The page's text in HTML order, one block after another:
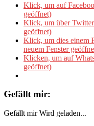
Klick, um auf
geöffnet)
Klick, um über
geöffnet)
Klick, um dies einem
neuem Fenster
Klicken, um auf
geöffnet)
Gefällt mir:
Gefällt mir Wird geladen...